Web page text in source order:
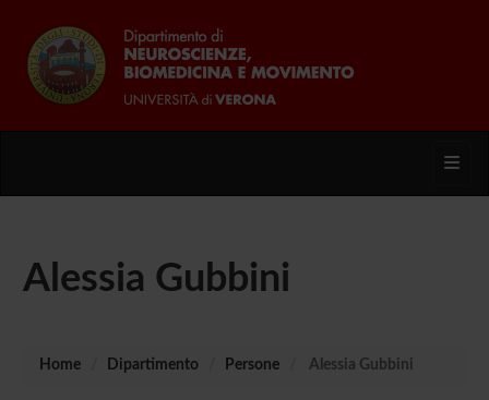
Alessia Gubbini
Home Dipartimento Persone Alessia Gubbini